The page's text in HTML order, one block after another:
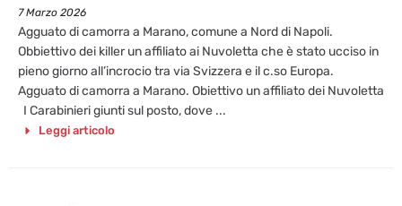
7 Marzo 2026
Agguato di camorra a Marano, comune a Nord di Napoli.
Obbiettivo dei killer un affiliato ai Nuvoletta che è stato ucciso in
pieno giorno all’incrocio tra via Svizzera e il c.so Europa.
Agguato di camorra a Marano. Obiettivo un affiliato dei Nuvoletta
I Carabinieri giunti sul posto, dove ...
Leggi articolo